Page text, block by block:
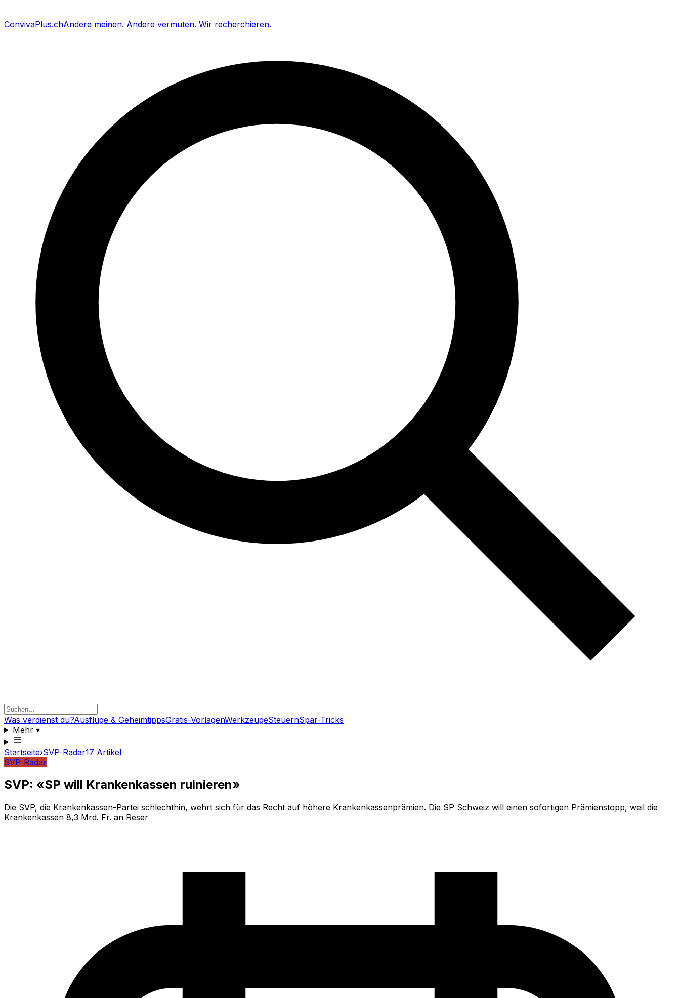
ConvivaPlus.chAndere meinen. Andere vermuten. Wir recherchieren.
Was verdienst du?Ausflüge & GeheimtippsGratis-VorlagenWerkzeugeSteuernSpar-Tricks
Mehr▾
Startseite›SVP-Radar17 Artikel
SVP-Radar
SVP: «SP will Krankenkassen ruinieren»
Die SVP, die Krankenkassen-Partei schlechthin, wehrt sich für das Recht auf höhere Krankenkassenprämien. Die SP Schweiz will einen sofortigen Prämienstopp, weil die
Krankenkassen 8,3 Mrd. Fr. an Reser